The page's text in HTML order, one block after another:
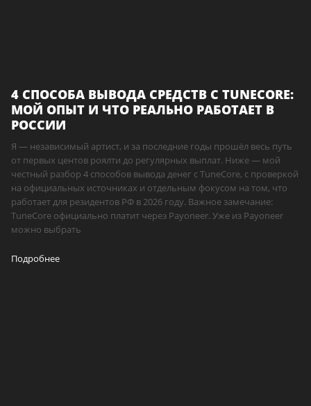
4 СПОСОБА ВЫВОДА СРЕДСТВ С TUNECORE:
МОЙ ОПЫТ И ЧТО РЕАЛЬНО РАБОТАЕТ В
РОССИИ
Я — независимый артист, и за последние годы прошёл весь путь
от первых центов роялти до регулярных выплат. Ниже — мой
честный разбор 4 способов вывода денег с TuneCore, с проверкой
на официальных источниках и отдельным фокусом на том, что
работает для резидентов РФ в 2026 году. Важное замечание:
TuneCore официально платит через Payoneer. Уже из Payoneer
можно выбрать
Подробнее